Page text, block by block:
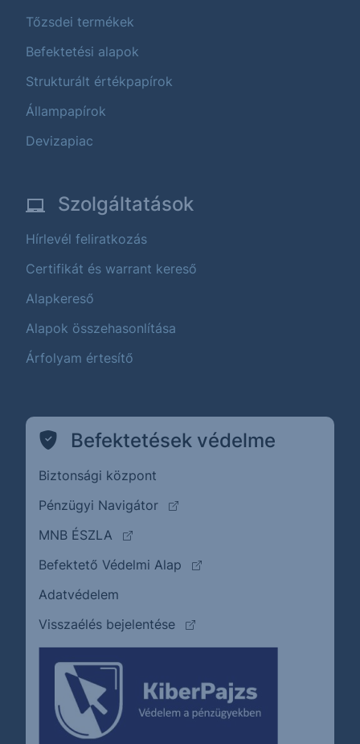
Tőzsdei termékek
Befektetési alapok
Strukturált értékpapírok
Állampapírok
Devizapiac
Szolgáltatások
Hírlevél feliratkozás
Certifikát és warrant kereső
Alapkereső
Alapok összehasonlítása
Árfolyam értesítő
Befektetések védelme
Biztonsági központ
Pénzügyi Navigátor
(külső oldalra ugrik)
MNB ÉSZLA
(külső oldalra ugrik)
Befektető Védelmi Alap
(külső oldalra ugrik)
Adatvédelem
Visszaélés bejelentése
(külső oldalra ugrik)